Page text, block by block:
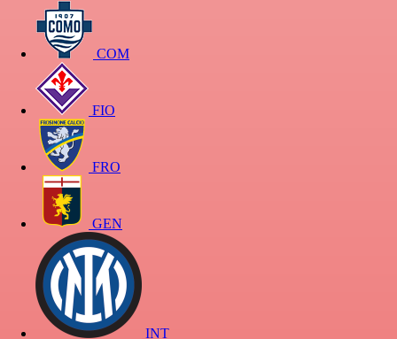
COM
FIO
FRO
GEN
INT